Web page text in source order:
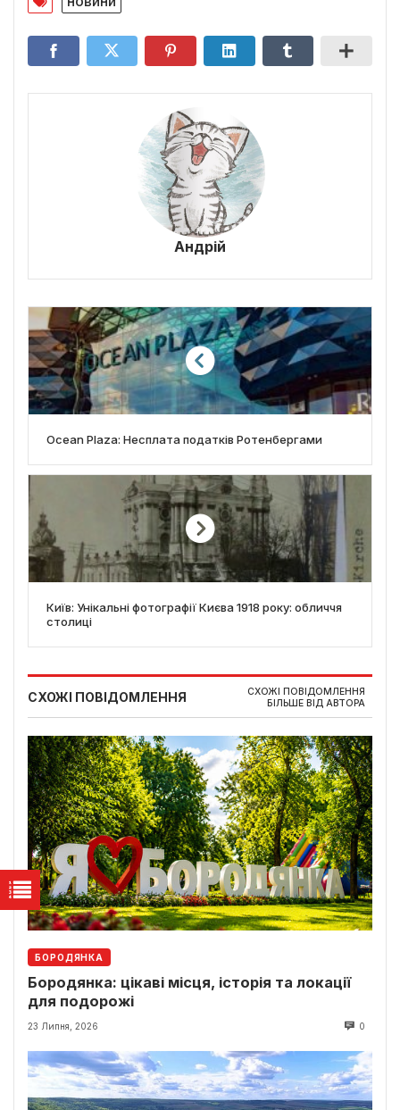
Андрій
Ocean Plaza: Несплата податків Ротенбергами
Київ: Унікальні фотографії Києва 1918 року: обличчя
столиці
СХОЖІ ПОВІДОМЛЕННЯ
СХОЖІ ПОВІДОМЛЕННЯ
БІЛЬШЕ ВІД АВТОРА
БОРОДЯНКА
Бородянка: цікаві місця, історія та локації
для подорожі
23 Липня, 2026 0